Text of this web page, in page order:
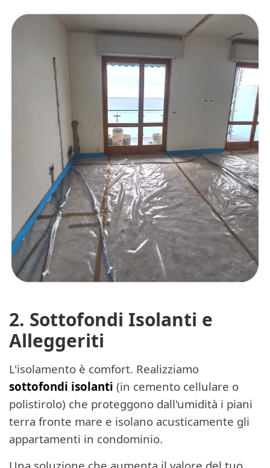
2. Sottofondi Isolanti e
Alleggeriti
L'isolamento è comfort. Realizziamo
sottofondi isolanti (in cemento cellulare o
polistirolo) che proteggono dall'umidità i piani
terra fronte mare e isolano acusticamente gli
appartamenti in condominio.